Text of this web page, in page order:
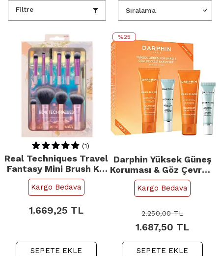
Filtre
(1)
Real Techniques Travel
Fantasy Mini Brush Kit
- Mini Seyahat Fırça
Seti
Kargo Bedava
1.669,25 TL
SEPETE EKLE
%25
Darphin Yüksek Güneş
Koruması & Göz Çevresi
Bakım Seti
Kargo Bedava
2.250,00TL
1.687,50 TL
SEPETE EKLE